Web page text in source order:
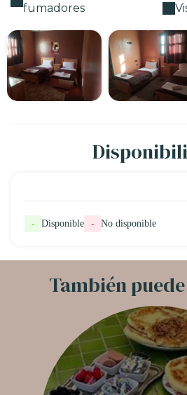
fumadores
- Disponible - No disponible
También